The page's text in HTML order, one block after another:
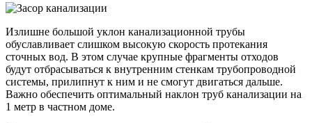
Излишне большой уклон канализационной трубы
обуславливает слишком высокую скорость протекания
сточных вод. В этом случае крупные фрагменты отходов
будут отбрасываться к внутренним стенкам трубопроводной
системы, прилипнут к ним и не смогут двигаться дальше.
Важно обеспечить оптимальный наклон труб канализации на
1 метр в частном доме.